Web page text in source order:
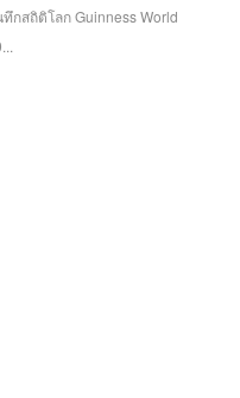
กสถิติโลก Guinness World